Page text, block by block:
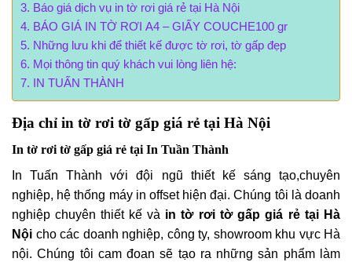
Báo giá dịch vụ in tờ rơi giá rẻ tại Hà Nội
BÁO GIÁ IN TỜ RƠI A4 – GIẤY COUCHE100 gr
Những lưu khi để thiết kế được tờ rơi, tờ gấp đẹp
Mọi thông tin quý khách vui lòng liên hệ:
IN TUẤN THÀNH
Địa chỉ in tờ rơi tờ gấp giá rẻ tại Hà Nội
In tờ rơi tờ gấp giá rẻ tại In Tuần Thành
In Tuấn Thành với đội ngũ thiết kế sáng tạo,chuyên
nghiệp, hệ thống máy in offset hiện đại. Chúng tôi là doanh
nghiệp chuyên thiết kế và in tờ rơi tờ gấp giá rẻ tại Hà
Nội cho các doanh nghiệp, công ty, showroom khu vực Hà
nội. Chúng tôi cam đoan sẽ tạo ra những sản phẩm làm